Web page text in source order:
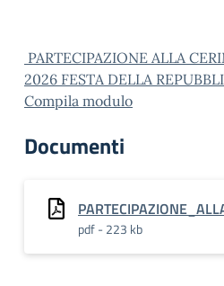
PARTECIPAZIONE ALLA
2026 FESTA DELLA
Compila modulo
Documenti
pdf - 223 kb